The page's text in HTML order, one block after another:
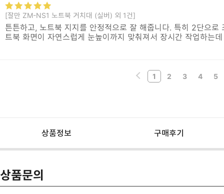
[잘만 ZM-NS1 노트북 거치대 (실버) 외 1건]
튼튼하고, 노트북 지지를 안정적으로 잘 해줍니다. 특히 2단으
트북 화면이 자연스럽게 눈높이까지 맞춰져서 장시간 작업하는
1 2 3 4 5
상품정보 구매후기
상품문의